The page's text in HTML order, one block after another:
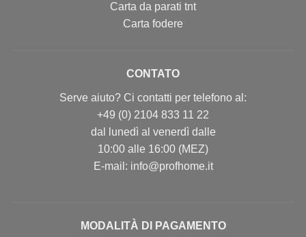
Carta da parati tnt
Carta fodere
CONTATO
Serve aiuto? Ci contatti per telefono al:
+49 (0) 2104 833 11 22
dal lunedì al venerdì dalle
10:00 alle 16:00 (MEZ)
E-mail: info@profhome.it
MODALITÀ DI PAGAMENTO